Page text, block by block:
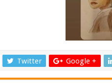
Twitter Google +